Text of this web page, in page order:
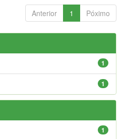
Anterior 1 Póximo
1
1
1